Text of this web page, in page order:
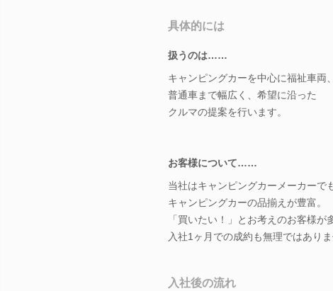
具体的には
扱うのは……
キャンピングカーを中心に福祉車両、
普通車まで幅広く、希望に沿った
クルマの提案を行います。
お客様について……
当社はキャンピングカーメーカーで
キャンピングカーの品揃えが豊富。
「買いたい！」とお考えのお客様が
入社1ヶ月での成約も無理ではありま
入社後の流れ